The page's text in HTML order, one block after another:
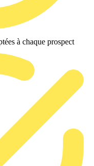
à chaque prospect